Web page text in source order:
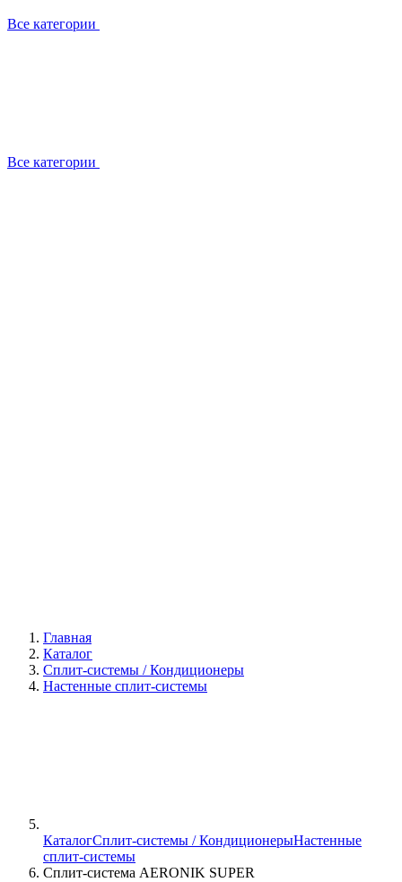
Все категории
Все категории
Главная
Каталог
Сплит-системы / Кондиционеры
Настенные сплит-системы
КаталогСплит-системы / КондиционерыНастенные
сплит-системы
Сплит-система AERONIK SUPER